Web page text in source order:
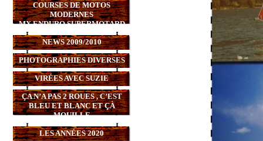
COURSES DE MOTOS
MODERNES
MX,ENDURO,SUPERMOTARD
NEWS 2009/2010
PHOTOGRAPHIES DIVERSES
VIRÉES AVEC SUZIE
ÇA N’A PAS 2 ROUES , C’EST
BLEU ET BLANC ET ÇÀ
MOUILLE
LES ANNÉES 2020